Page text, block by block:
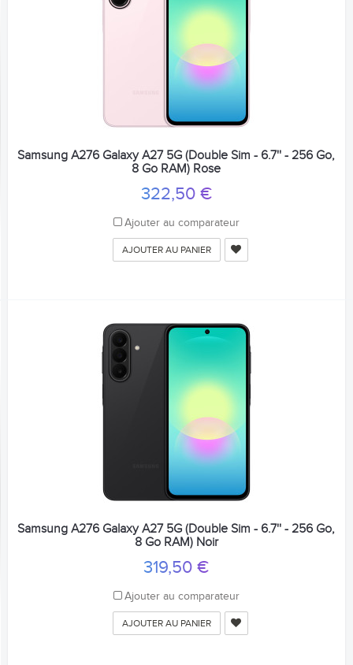
Samsung A276 Galaxy A27 5G (Double Sim - 6.7'' - 256 Go,
8 Go RAM) Rose
322,50 €
Ajouter au comparateur
AJOUTER AU PANIER
Samsung A276 Galaxy A27 5G (Double Sim - 6.7'' - 256 Go,
8 Go RAM) Noir
319,50 €
Ajouter au comparateur
AJOUTER AU PANIER